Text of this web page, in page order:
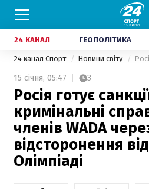
24 КАНАЛ ГЕОПОЛІТИКА
24 канал Спорт Новини світу
15 січня, 05:47 3
Росія готує
кримінальні
членів WADA
відсторонення
Олімпіаді